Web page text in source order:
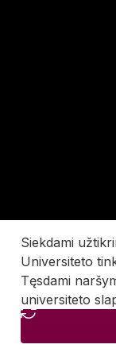
Siekdami
Universiteto
Tęsdami
universiteto